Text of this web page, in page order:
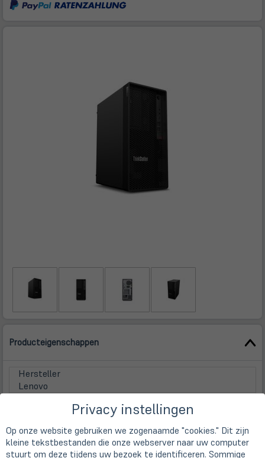
Producteigenschappen
Hersteller
Lenovo
Form factor
Tower
Processor
Privacy instellingen
Op onze website gebruiken we zogenaamde "cookies." Dit zijn
kleine tekstbestanden die onze webserver naar uw computer
stuurt om deze tijdens uw bezoek te identificeren. Sommige